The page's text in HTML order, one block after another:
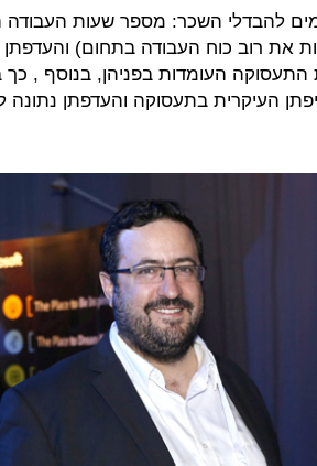
להבדלי השכר: מספר שעות העבודה
את רוב כוח העבודה בתחום)
העומדות בפניהן, בנוסף , כך
העיקרית בתעסוקה והעדפתן נתונה